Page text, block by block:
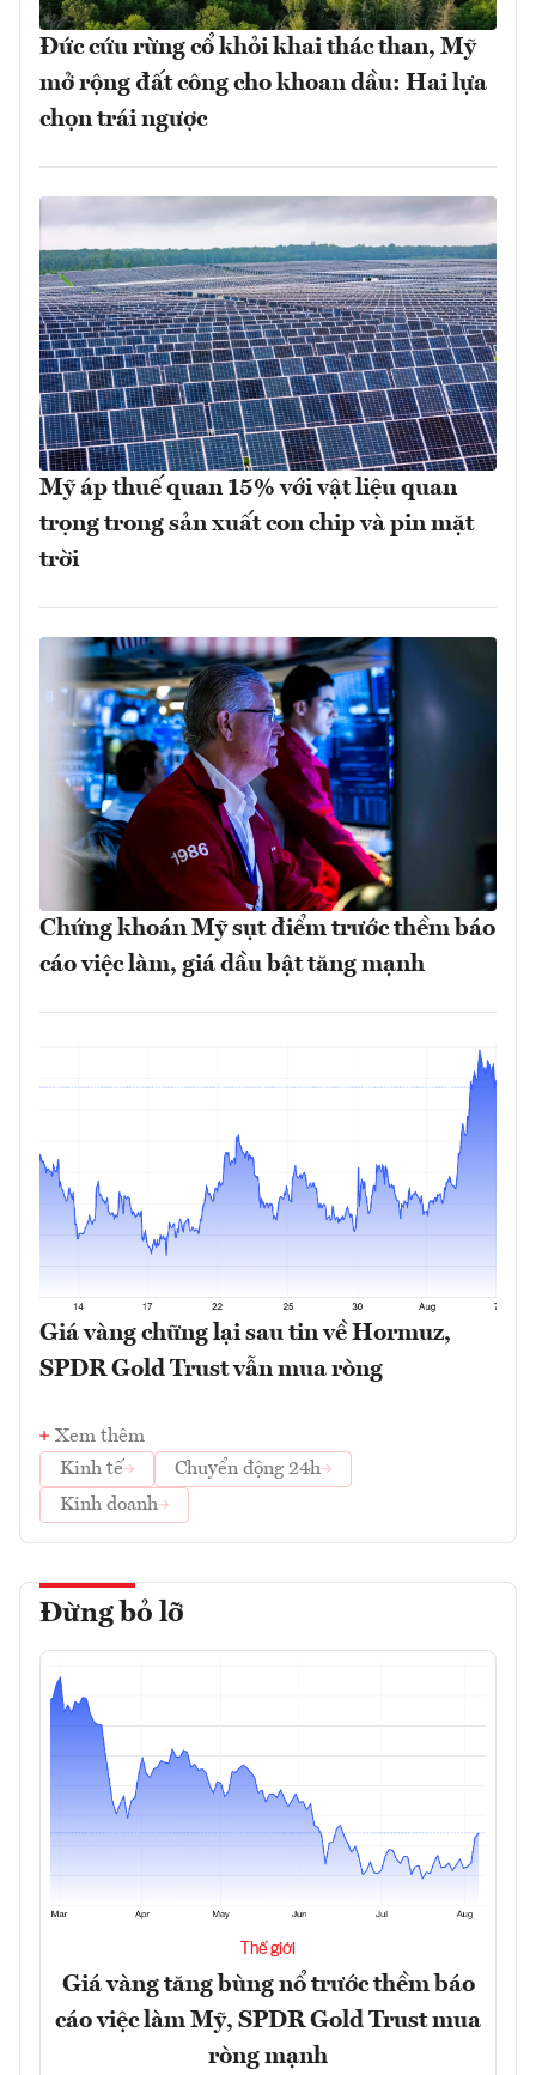
Đức cứu rừng cổ khỏi khai thác than, Mỹ
mở rộng đất công cho khoan dầu: Hai lựa
chọn trái ngược
Mỹ áp thuế quan 15% với vật liệu quan
trọng trong sản xuất con chip và pin mặt
trời
Chứng khoán Mỹ sụt điểm trước thềm báo
cáo việc làm, giá dầu bật tăng mạnh
Giá vàng chững lại sau tin về Hormuz,
SPDR Gold Trust vẫn mua ròng
Xem thêm
Kinh tế
Chuyển động 24h
Kinh doanh
Đừng bỏ lỡ
Thế giới
Giá vàng tăng bùng nổ trước thềm báo
cáo việc làm Mỹ, SPDR Gold Trust mua
ròng mạnh